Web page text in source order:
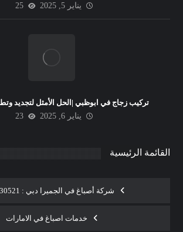
يناير 5, 2025
25
تركيب زجاج في ابوظبي |الحل الأمثل لتجديد
يناير 6, 2025
23
القائمة الرئيسية
شركة أصباغ في الجميرا دبي : 0565930521
خدمات اصباغ في الامارات